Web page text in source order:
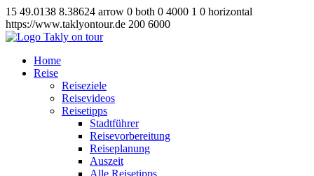
15 49.0138 8.38624 arrow 0 both 0 4000 1 0 horizontal
https://www.taklyontour.de 200 6000
Home
Reise
Reiseziele
Reisevideos
Reisetipps
Stadtführer
Reisevorbereitung
Reiseplanung
Auszeit
Alle Reisetipps